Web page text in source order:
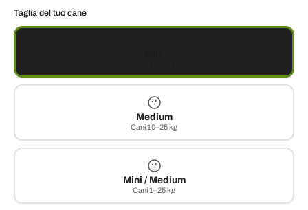
Taglia del tuo cane
Medium
Cani 10–25 kg
Mini / Medium
Cani 1–25 kg